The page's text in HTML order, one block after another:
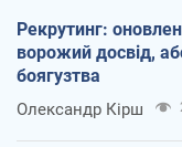
Рекрутинг:
ворожий досвід,
боягузтва
Олександр Кірш